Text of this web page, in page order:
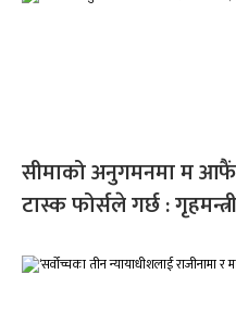
सीमाको अनुगमनमा म
टास्क फोर्सले गर्छ :